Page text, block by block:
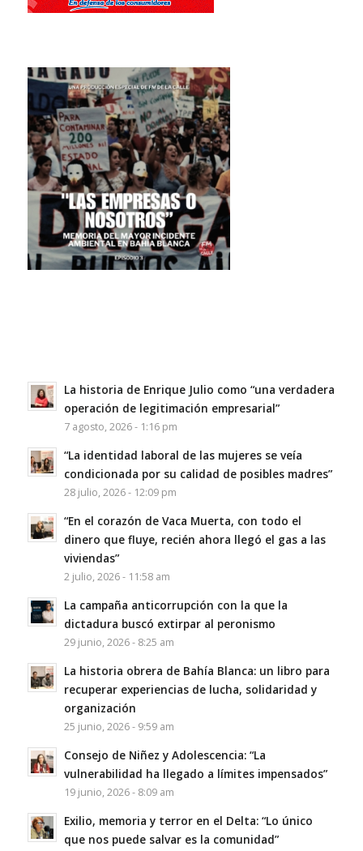
La historia de Enrique Julio como “una verdadera
operación de legitimación empresarial”
7 agosto, 2026 - 1:16 pm
“La identidad laboral de las mujeres se veía
condicionada por su calidad de posibles madres”
28 julio, 2026 - 12:09 pm
“En el corazón de Vaca Muerta, con todo el
dinero que fluye, recién ahora llegó el gas a las
viviendas”
2 julio, 2026 - 11:58 am
La campaña anticorrupción con la que la
dictadura buscó extirpar al peronismo
29 junio, 2026 - 8:25 am
La historia obrera de Bahía Blanca: un libro para
recuperar experiencias de lucha, solidaridad y
organización
25 junio, 2026 - 9:59 am
Consejo de Niñez y Adolescencia: “La
vulnerabilidad ha llegado a límites impensados”
19 junio, 2026 - 8:09 am
Exilio, memoria y terror en el Delta: “Lo único
que nos puede salvar es la comunidad”